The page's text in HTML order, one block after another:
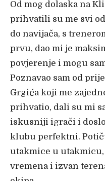
Od mog dolaska na
prihvatili su me svi
do navijača, s
prvu, dao mi je
povjerenje i mogu
Poznavao sam od
Grgića koji me
prihvatio, dali su mi
iskusniji igrači i
klubu perfektni.
utakmice u
vremena i izvan